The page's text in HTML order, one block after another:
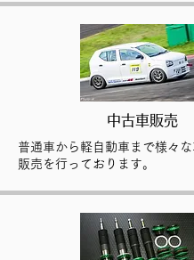
中古車販売
普通車から軽自動車まで様々
販売を行っております。